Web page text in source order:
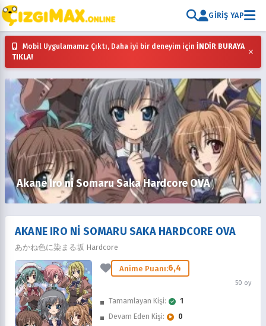
GIRIŞ YAP
Mobil Uygulamamız Çıktı, Daha iyi bir deneyim için İNDİR BURAYA
TIKLA!
×
Akane Iro ni Somaru Saka Hardcore OVA
AKANE IRO NI SOMARU SAKA HARDCORE OVA
あかね色に染まる坂 Hardcore
Anime Puanı:6,4
50 oy
Tamamlayan Kişi:
1
Devam Eden Kişi:
0